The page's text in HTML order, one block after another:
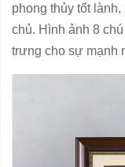
phong thủy tốt
chủ. Hình ảnh 8
trưng cho sự mạnh